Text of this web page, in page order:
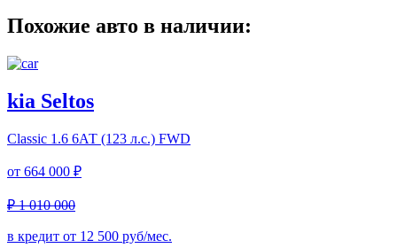
Похожие авто в наличии:
kia Seltos
Classic 1.6 6АТ (123 л.с.) FWD
от 664 000 ₽
₽ 1 010 000
в кредит от 12 500 руб/мес.